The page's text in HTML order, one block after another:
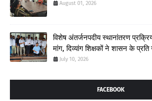
August 01, 2026
विशेष अंतर्जनपदीय स्थानांतरण
मांग, दिव्यांग शिक्षकों ने शासन के
July 10, 2026
FACEBOOK